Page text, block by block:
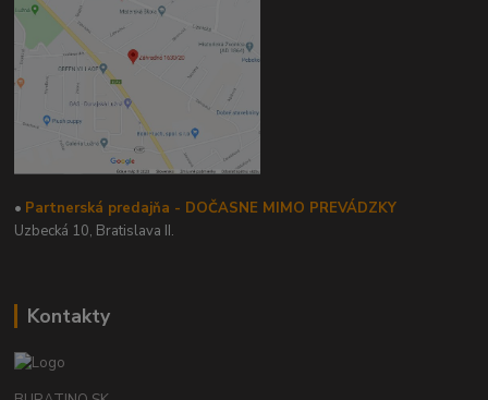
• Partnerská predajňa - DOČASNE MIMO PREVÁDZKY
Uzbecká 10, Bratislava II.
Kontakty